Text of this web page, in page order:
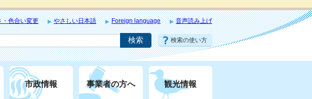
・色合い変更 やさしい日本語 Foreign language 音声読み上げ
検索の使い方
市政情報 事業者の方へ 観光情報